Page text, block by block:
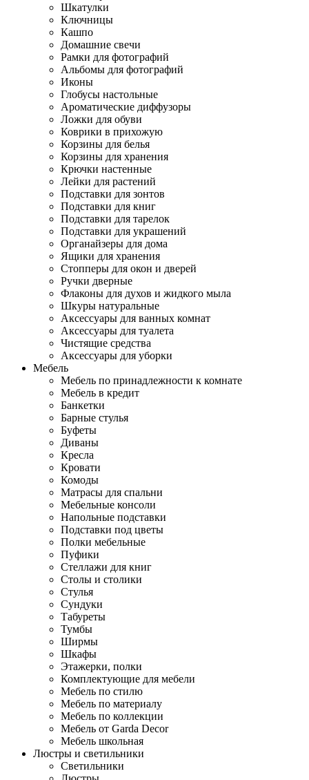
Шкатулки
Ключницы
Кашпо
Домашние свечи
Рамки для фотографий
Альбомы для фотографий
Иконы
Глобусы настольные
Ароматические диффузоры
Ложки для обуви
Коврики в прихожую
Корзины для белья
Корзины для хранения
Крючки настенные
Лейки для растений
Подставки для зонтов
Подставки для книг
Подставки для тарелок
Подставки для украшений
Органайзеры для дома
Ящики для хранения
Стопперы для окон и дверей
Ручки дверные
Флаконы для духов и жидкого мыла
Шкуры натуральные
Аксессуары для ванных комнат
Аксессуары для туалета
Чистящие средства
Аксессуары для уборки
Мебель
Мебель по принадлежности к комнате
Мебель в кредит
Банкетки
Барные стулья
Буфеты
Диваны
Кресла
Кровати
Комоды
Матрасы для спальни
Мебельные консоли
Напольные подставки
Подставки под цветы
Полки мебельные
Пуфики
Стеллажи для книг
Столы и столики
Стулья
Сундуки
Табуреты
Тумбы
Ширмы
Шкафы
Этажерки, полки
Комплектующие для мебели
Мебель по стилю
Мебель по материалу
Мебель по коллекции
Мебель от Garda Decor
Мебель школьная
Люстры и светильники
Светильники